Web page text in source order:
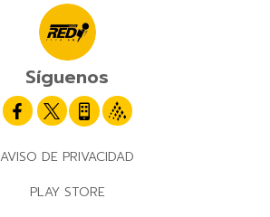
Síguenos
AVISO DE PRIVACIDAD
PLAY STORE